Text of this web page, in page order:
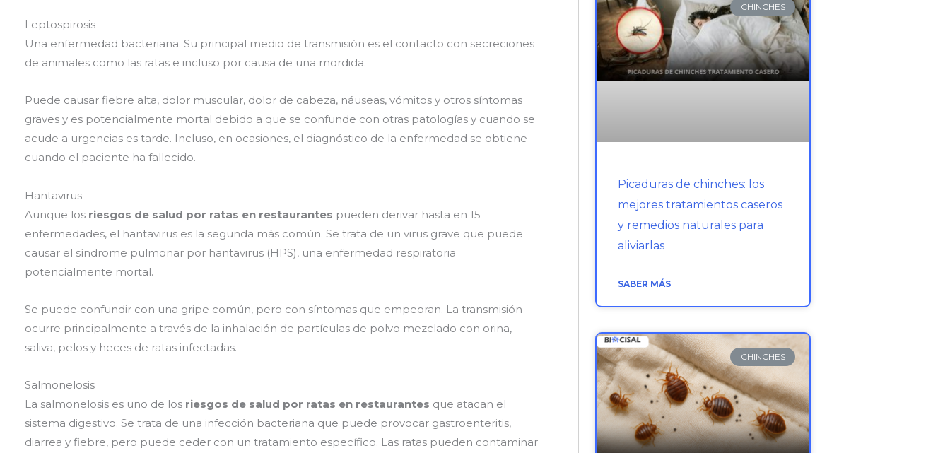
Leptospirosis
Una enfermedad bacteriana. Su principal medio de transmisión es el contacto con secreciones
de animales como las ratas e incluso por causa de una mordida.
Puede causar fiebre alta, dolor muscular, dolor de cabeza, náuseas, vómitos y otros síntomas
graves y es potencialmente mortal debido a que se confunde con otras patologías y cuando se
acude a urgencias es tarde. Incluso, en ocasiones, el diagnóstico de la enfermedad se obtiene
cuando el paciente ha fallecido.
Hantavirus
Aunque los riesgos de salud por ratas en restaurantes pueden derivar hasta en 15
enfermedades, el hantavirus es la segunda más común. Se trata de un virus grave que puede
causar el síndrome pulmonar por hantavirus (HPS), una enfermedad respiratoria
potencialmente mortal.
Se puede confundir con una gripe común, pero con síntomas que empeoran. La transmisión
ocurre principalmente a través de la inhalación de partículas de polvo mezclado con orina,
saliva, pelos y heces de ratas infectadas.
Salmonelosis
La salmonelosis es uno de los riesgos de salud por ratas en restaurantes que atacan el
sistema digestivo. Se trata de una infección bacteriana que puede provocar gastroenteritis,
diarrea y fiebre, pero puede ceder con un tratamiento específico. Las ratas pueden contaminar
CHINCHES
Picaduras de chinches: los
mejores tratamientos caseros
y remedios naturales para
aliviarlas
SABER MÁS
CHINCHES